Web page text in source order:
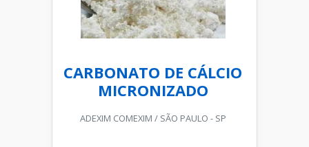
CARBONATO DE CÁLCIO
MICRONIZADO
ADEXIM COMEXIM / SÃO PAULO - SP